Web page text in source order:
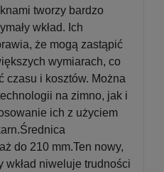
tworzy bardzo
wkład. Ich
że mogą zastąpić
wymiarach, co
czasu i kosztów. Można
na zimno, jak i
ich z użyciem
do 210 mm.Ten nowy,
wkład niweluje trudności